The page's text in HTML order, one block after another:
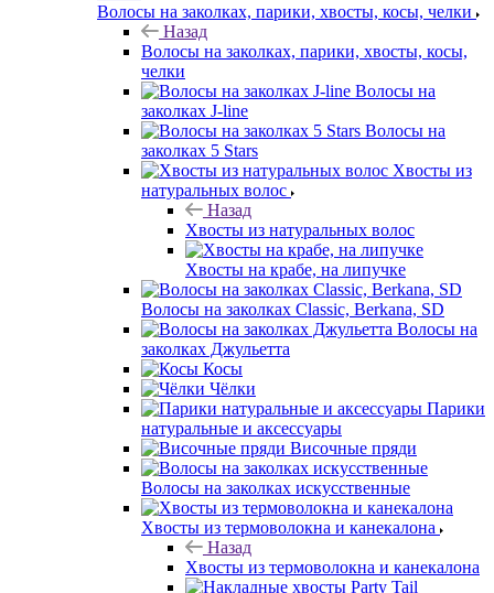
Волосы на заколках, парики, хвосты, косы, челки
Назад
Волосы на заколках, парики, хвосты, косы,
челки
Волосы на
заколках J-line
Волосы на
заколках 5 Stars
Хвосты из
натуральных волос
Назад
Хвосты из натуральных волос
Хвосты на крабе, на липучке
Волосы на заколках Classic, Berkana, SD
Волосы на
заколках Джульетта
Косы
Чёлки
Парики
натуральные и аксессуары
Височные пряди
Волосы на заколках искусственные
Хвосты из термоволокна и канекалона
Назад
Хвосты из термоволокна и канекалона